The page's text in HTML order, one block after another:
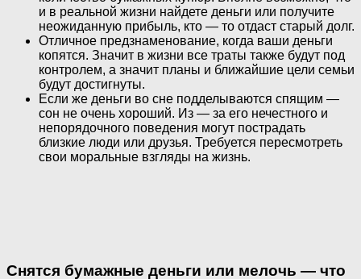
и в реальной жизни найдете деньги или получите
неожиданную прибыль, кто — то отдаст старый долг.
Отличное предзнаменование, когда ваши деньги
копятся. Значит в жизни все траты также будут под
контролем, а значит планы и ближайшие цели семьи
будут достигнуты.
Если же деньги во сне подделываются спящим —
сон не очень хороший. Из — за его нечестного и
непорядочного поведения могут пострадать
близкие люди или друзья. Требуется пересмотреть
свои моральные взгляды на жизнь.
Снятся бумажные деньги или мелочь — что